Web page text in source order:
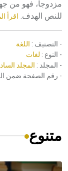
مزدوجاً، فهو من
للنص الهدف. اقرأ
- التصنيف : اللغة
- النوع : لغات
- المجلد : المجلد السادس،
- رقم الصفحة ضمن
متنوع